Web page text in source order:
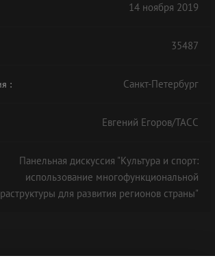
14 ноября 2019
35487
: Санкт-Петербург
Евгений Егоров/ТАСС
Панельная дискуссия "Культура и спорт:
использование многофункциональной
для развития регионов страны"